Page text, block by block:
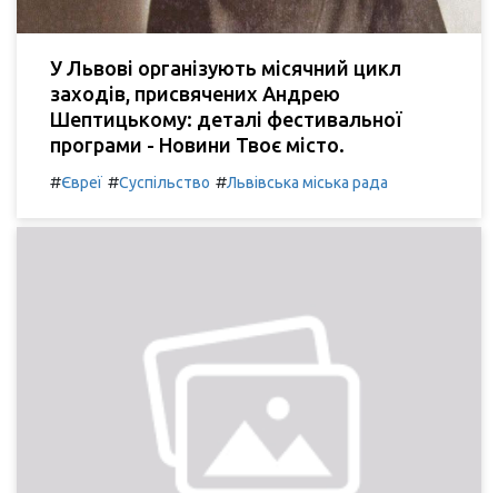
У Львові організують місячний цикл
заходів, присвячених Андрею
Шептицькому: деталі фестивальної
програми - Новини Твоє місто.
#Євреї #Суспільство #Львівська міська рада